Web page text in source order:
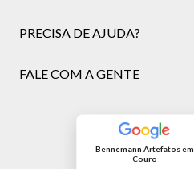
PRECISA DE AJUDA?
FALE COM A GENTE
Bennemann Artefatos em
Couro